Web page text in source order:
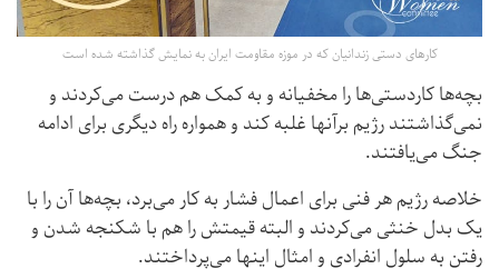
کارهای دستی زندانیان که در موزه مقاومت ایران به نمایش گذاشته شده است
بچه‌ها کاردستی‌ها را مخفیانه و به کمک هم درست می‌کردند و
نمی‌گذاشتند رژیم برآنها غلبه کند و همواره راه دیگری برای ادامه
جنگ می‌یافتند.
خلاصه رژیم هر فنی برای اعمال فشار به کار می‌برد، بچه‌ها آن را با
یک بدل خنثی می‌کردند و البته قیمتش را هم با شکنجه شدن و
رفتن به سلول انفرادی و امثال اينها می‌پرداختند.